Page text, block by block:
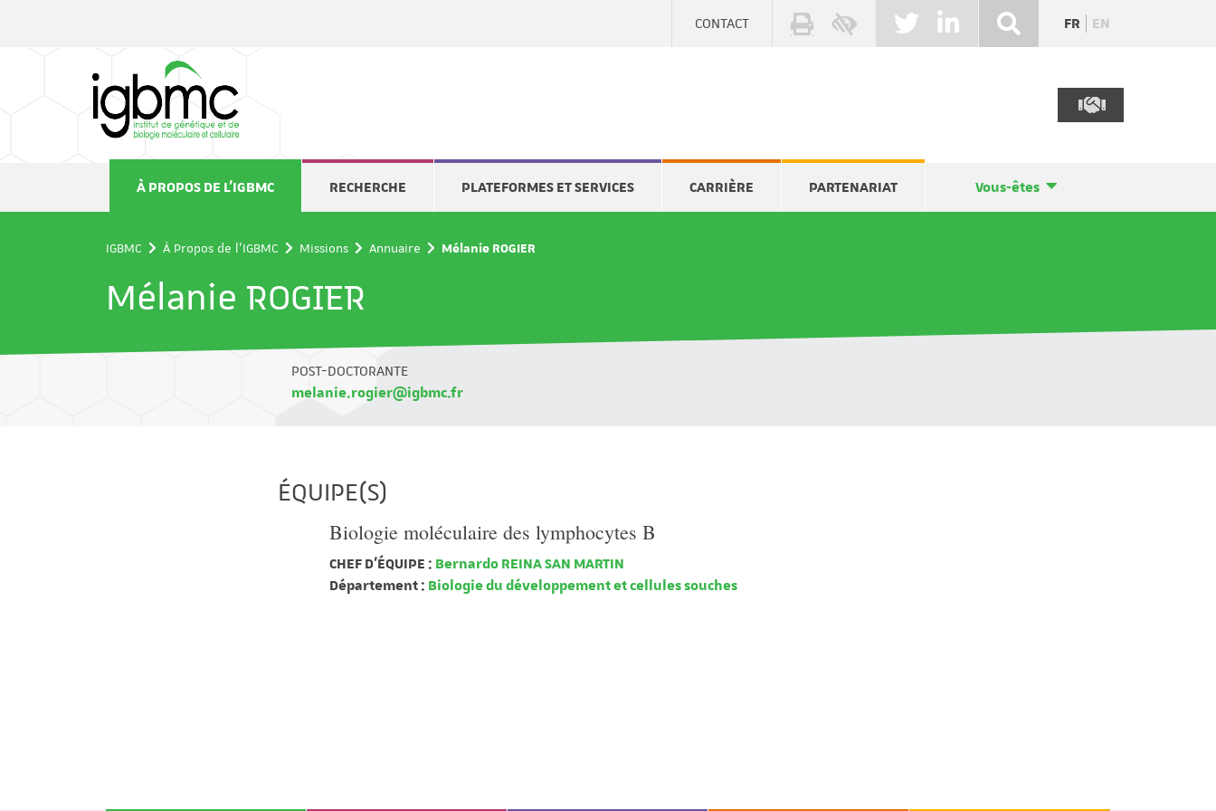
CONTACT FR EN
À PROPOS DE L'IGBMC RECHERCHE PLATEFORMES ET SERVICES CARRIÈRE PARTENARIAT Vous-êtes
IGBMC À Propos de l'IGBMC Missions Annuaire Mélanie ROGIER
Mélanie ROGIER
POST-DOCTORANTE
melanie.rogier@igbmc.fr
ÉQUIPE(S)
Biologie moléculaire des lymphocytes B
CHEF D'ÉQUIPE : Bernardo REINA SAN MARTIN
Département : Biologie du développement et cellules souches